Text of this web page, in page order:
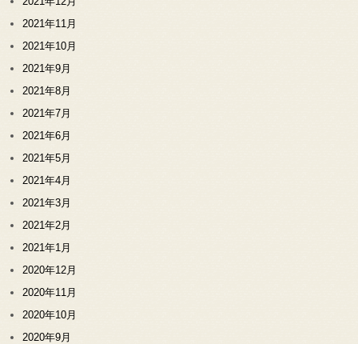
2021年11月
2021年10月
2021年9月
2021年8月
2021年7月
2021年6月
2021年5月
2021年4月
2021年3月
2021年2月
2021年1月
2020年12月
2020年11月
2020年10月
2020年9月